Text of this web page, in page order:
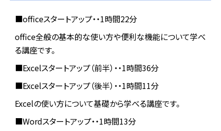
■officeスタートアップ・・1時間22分
office全般の基本的な使い方や便利な機能について学べ
る講座です。
■Excelスタートアップ（前半）・・1時間36分
■Excelスタートアップ（後半）・・1時間11分
Excelの使い方について基礎から学べる講座です。
■Wordスタートアップ・・1時間13分